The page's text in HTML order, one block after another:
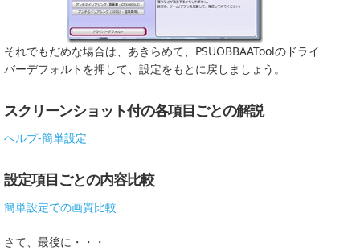
それでもだめな場合は、あきらめて、PSUOBBAAToolのドライ
バーデフォルトを押して、設定をもとに戻しましょう。
スクリーンショット付の各項目ごとの解説
ヘルプ-簡単設定
設定項目ごとの内容比較
簡単設定での画質比較
さて、最後に・・・